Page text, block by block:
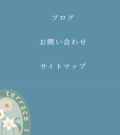
ブログ
お問い合わせ
サイトマップ